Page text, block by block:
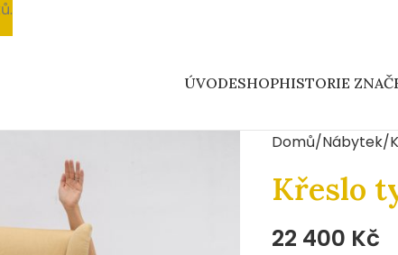
ÚVODESHOPHISTORIE
Domů Nábytek
Křeslo
22 400 Kč